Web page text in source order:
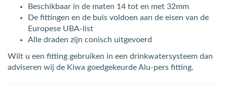
Beschikbaar in de maten 14 tot en met 32mm
De fittingen en de buis voldoen aan de eisen van de
Europese UBA-list
Alle draden zijn conisch uitgevoerd
Wilt u een fitting gebruiken in een drinkwatersysteem dan
adviseren wij de Kiwa goedgekeurde Alu-pers fitting.